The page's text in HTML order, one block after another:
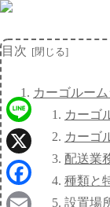
目次
カーゴルー
カーゴ
カーゴ
配送業
種類と
設置場
Line
X
Facebook